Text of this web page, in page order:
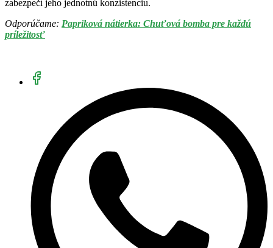
zabezpečí jeho jednotnú konzistenciu.
Odporúčame: ​ Papriková nátierka: Chuťová bomba pre každú
príležitosť